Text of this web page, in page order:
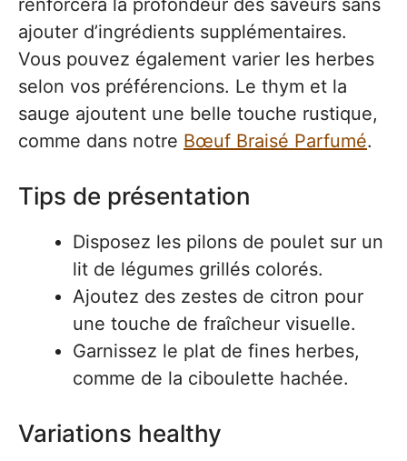
renforcera la profondeur des saveurs sans
ajouter d’ingrédients supplémentaires.
Vous pouvez également varier les herbes
selon vos préférencions. Le thym et la
sauge ajoutent une belle touche rustique,
comme dans notre Bœuf Braisé Parfumé.
Tips de présentation
Disposez les pilons de poulet sur un
lit de légumes grillés colorés.
Ajoutez des zestes de citron pour
une touche de fraîcheur visuelle.
Garnissez le plat de fines herbes,
comme de la ciboulette hachée.
Variations healthy